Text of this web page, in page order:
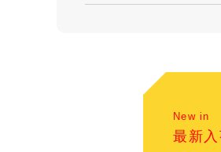
New in
最新